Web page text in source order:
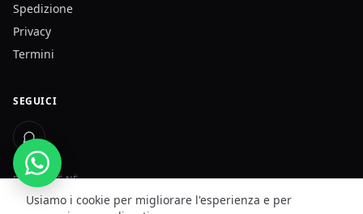
Spedizione
Privacy
Termini
SEGUICI
DËRGOJMË NË
Kosovë · Shqipëri · Maqedoni e Veriut
Usiamo i cookie per migliorare l'esperienza e per